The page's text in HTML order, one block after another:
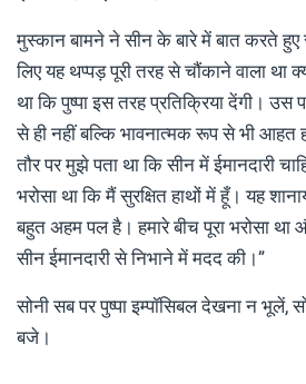
मुस्कान बामने ने सीन के बारे में बात करते हुए
लिए यह थप्पड़ पूरी तरह से चौंकाने वाला था
था कि पुष्पा इस तरह प्रतिक्रिया देंगी। उस
से ही नहीं बल्कि भावनात्मक रूप से भी आहत
तौर पर मुझे पता था कि सीन में ईमानदारी
भरोसा था कि मैं सुरक्षित हाथों में हूँ। यह
बहुत अहम पल है। हमारे बीच पूरा भरोसा
सीन ईमानदारी से निभाने में मदद की।”
सोनी सब पर पुष्पा इम्पॉसिबल देखना न भूलें,
बजे।